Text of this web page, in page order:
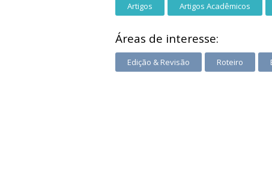
Artigos Artigos Acadêmicos
Áreas de interesse:
Edição & Revisão Roteiro